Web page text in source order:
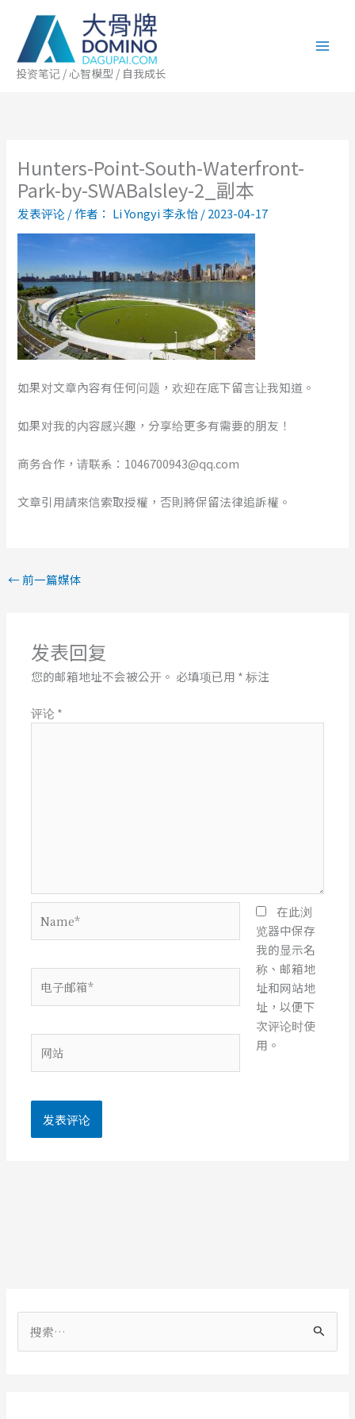
投资笔记 / 心智模型 / 自我成长
Hunters-Point-South-Waterfront-
Park-by-SWABalsley-2_副本
发表评论/ 作者： Li Yongyi 李永怡/2023-04-17
如果对文章內容有任何问题，欢迎在底下留言让我知道。
如果对我的内容感兴趣，分享给更多有需要的朋友！
商务合作，请联系：1046700943@qq.com
文章引用請來信索取授權，否則將保留法律追訴權。
← 前一篇媒体
发表回复
您的邮箱地址不会被公开。 必填项已用 *标注
评论 *
子
箱
站
在此浏
览器中保存
我的显示名
称、邮箱地
址和网站地
址，以便下
次评论时使
用。